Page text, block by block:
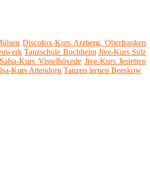
Discofox-Kurs Arzberg, Oberfranken
Tanzschule Buchheim Jive-Kurs Sülz
Salsa-Kurs Visselhövede Jive-Kurs Jestetten
Kurs Attendorn Tanzen lernen Beeskow